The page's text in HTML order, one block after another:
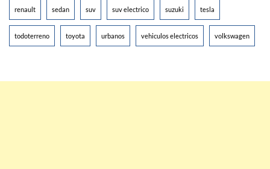
renault sedan suv suv electrico suzuki tesla
todoterreno toyota urbanos vehiculos electricos volkswagen